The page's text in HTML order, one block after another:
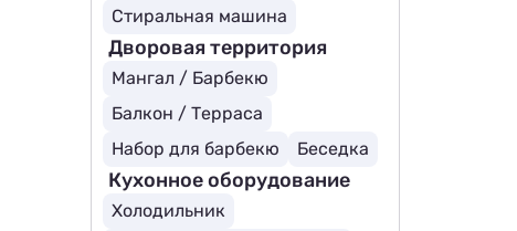
Стиральная машина
Дворовая территория
Мангал / Барбекю
Балкон / Терраса
Набор для барбекю
Беседка
Кухонное оборудование
Холодильник